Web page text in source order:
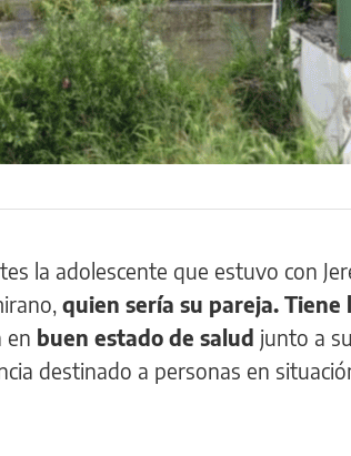
la adolescente que estuvo con
quien sería su pareja. Tiene
en buen estado de salud junto a
destinado a personas en